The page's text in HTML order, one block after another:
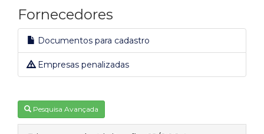
Fornecedores
Documentos para cadastro
Empresas penalizadas
Pesquisa Avançada